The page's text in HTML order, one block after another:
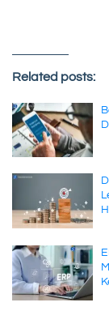
Related posts: